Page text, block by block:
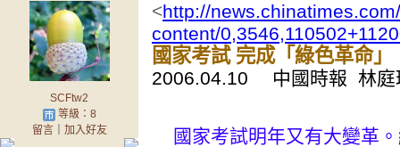
SCFtw2
等級：8
留言｜ 加入好友
<http://
content/
國家考試 完成「綠色革命」
2006.04.10 中國時報 林庭
國家考試明年又有大變革